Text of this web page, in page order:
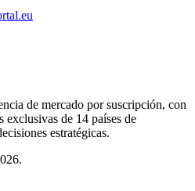
de mercado por suscripción, con
exclusivas de 14 países de
estratégicas.